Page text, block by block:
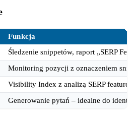
Funkcja
Śledzenie snippetów, raport „SERP
Monitoring pozycji z oznaczeniem
Visibility Index z analizą SERP
Generowanie pytań – idealne do